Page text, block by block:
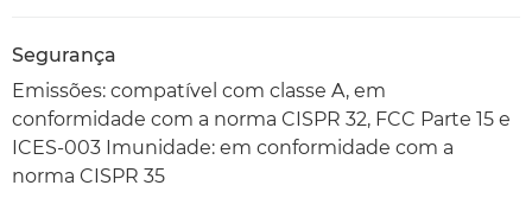
Segurança
Emissões: compatível com classe A, em
conformidade com a norma CISPR 32, FCC Parte 15 e
ICES-003 Imunidade: em conformidade com a
norma CISPR 35